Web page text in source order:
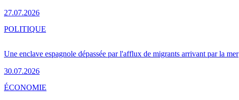
27.07.2026
Une enclave espagnole dépassée par l'afflux de migrants arrivant par la mer
30.07.2026
POLITIQUE
ÉCONOMIE